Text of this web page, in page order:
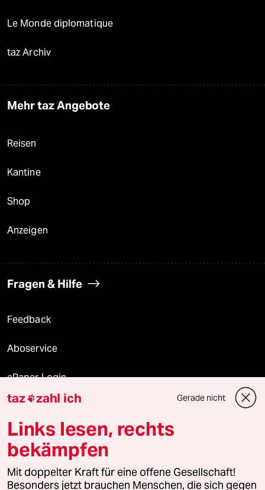
Le Monde diplomatique
taz Archiv
Mehr taz Angebote
Reisen
Kantine
Shop
Anzeigen
Fragen & Hilfe
Feedback
Aboservice
ePaper Login
Downloads für Abonnierende
© 2026 taz Verlags und Vertriebs GmbH
Alle Rechte vorbehalten. Bei rechtlichen Fragen oder für Genehmigungen
wenden Sie sich bitte an
lizenzen@taz.de
taz zahl ich Gerade nicht
Links lesen, rechts
bekämpfen
Mit doppelter Kraft für eine offene Gesellschaft!
Besonders jetzt brauchen Menschen, die sich gegen